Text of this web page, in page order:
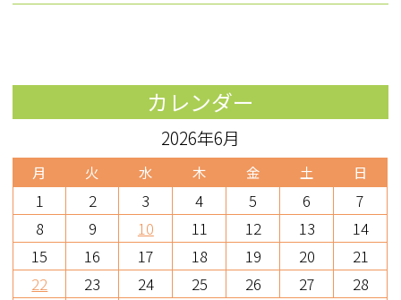
カレンダー
2026年6月
月 火 水 木 金 土 日
1 2 3 4 5 6
7
8
9 10 11 12 13
14
15
16 17 18 19 20
21
22
23 24 25 26 27
28